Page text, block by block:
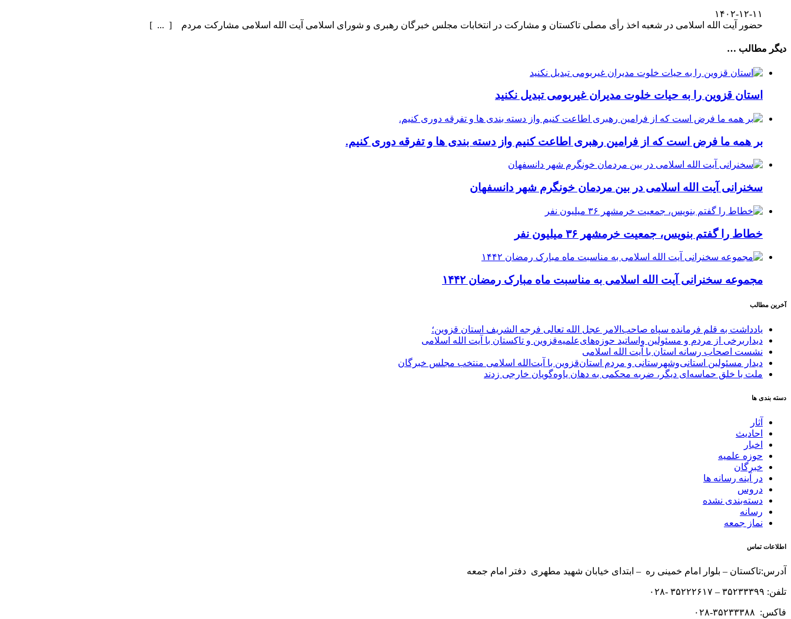
۱۴۰۲-۱۲-۱۱
حضور آیت الله اسلامی در شعبه اخذ رأی مصلی تاکستان و مشارکت در انتخابات مجلس خبرگان رهبری و شورای اسلامی آیت الله اسلامی مشارکت مردم [ ... ]
دیگر مطالب …
استان قزوین را به حیات خلوت مدیران غیربومی تبدیل نکنید
بر همه ما فرض است که از فرامین رهبری اطاعت کنیم واز دسته بندی ها و تفرقه دوری کنیم.
سخنرانی آیت الله اسلامی در بین مردمان خونگرم شهر دانسفهان
خطاط را گفتم بنویس، جمعیت خرمشهر ۳۶ میلیون نفر
مجموعه سخنرانی آیت الله اسلامی به مناسبت ماه مبارک رمضان ۱۴۴۲
آخرین مطالب
یادداشت به قلم فرمانده سپاه صاحب‌الامر عجل الله تعالی فرجه الشریف استان قزوین؛
دیداربرخی از مردم و مسئولین واساتید حوزه‌های‌علمیه‌قزوین و تاکستان با آیت الله اسلامی
نشست اصحاب رسانه استان با آیت الله اسلامی
دیدار مسئولین استانی‌وشهرستانی و مردم‌ استان‌قزوین با آیت‌الله‌ اسلامی منتخب مجلس‌ خبرگان
ملت با خلق حماسه‌ای دیگر، ضربه محکمی به دهان یاوه‌گویان خارجی زدند
دسته بندی ها
آثار
احادیث
اخبار
حوزه علمیه
خبرگان
در آینه رسانه ها
دروس
دسته‌بندی نشده
رسانه
نماز جمعه
اطلاعات تماس
آدرس:تاکستان – بلوار امام خمینی ره – ابتدای خیابان شهید مطهری دفتر امام جمعه
تلفن: ۳۵۲۳۳۳۹۹ – ۳۵۲۲۲۶۱۷ -۰۲۸
فاکس: ۳۵۲۳۳۳۸۸-۰۲۸